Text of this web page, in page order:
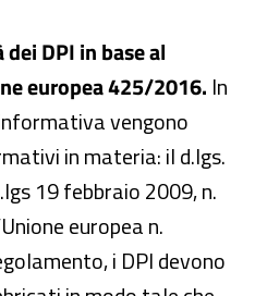
DPI in base al
europea 425/2016. In
vengono
in materia: il d.lgs.
19 febbraio 2009, n.
europea n.
i DPI devono